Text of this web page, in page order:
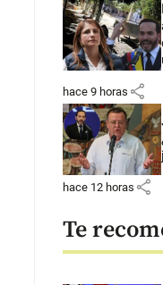
hace 9 horas share
hace 12 horas share
Te